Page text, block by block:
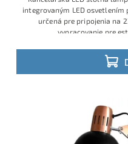
integrovaným LED
určená pre pripojenia na
vypracovanie pre